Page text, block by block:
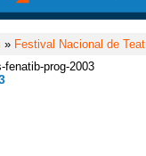
» Festival Nacional de
prog-2003